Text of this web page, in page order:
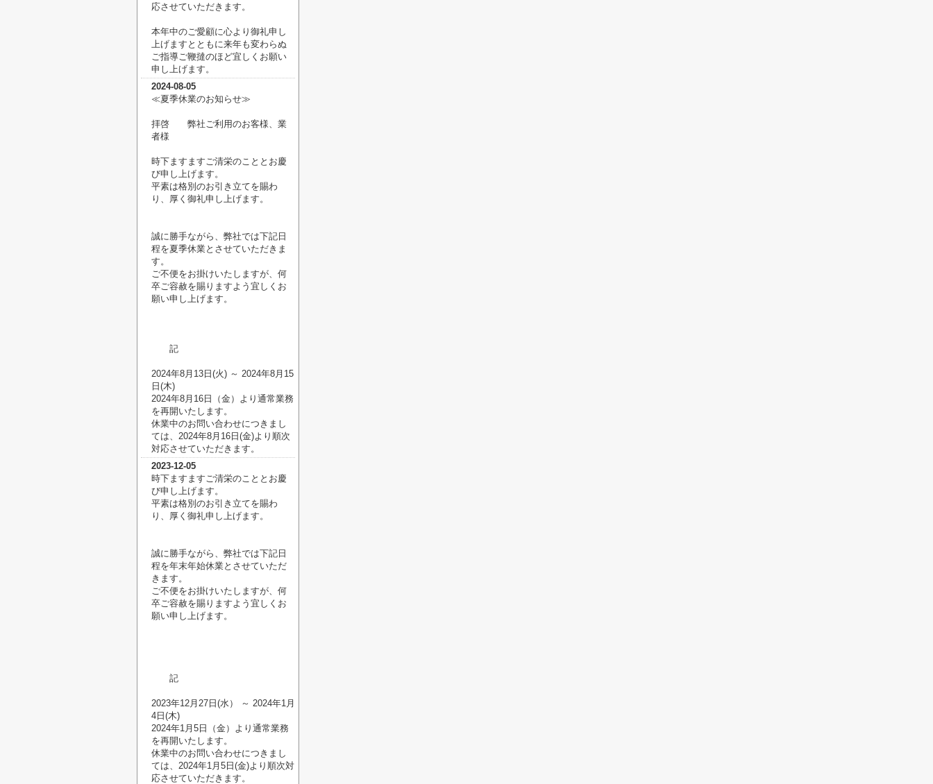
応させていただきます。
本年中のご愛顧に心より御礼申し
上げますとともに来年も変わらぬ
ご指導ご鞭撻のほど宜しくお願い
申し上げます。
2024-08-05
≪夏季休業のお知らせ≫
拝啓 弊社ご利用のお客様、業
者様
時下ますますご清栄のこととお慶
び申し上げます。
平素は格別のお引き立てを賜わ
り、厚く御礼申し上げます。
誠に勝手ながら、弊社では下記日
程を夏季休業とさせていただきま
す。
ご不便をお掛けいたしますが、何
卒ご容赦を賜りますよう宜しくお
願い申し上げます。
記
2024年8月13日 (火) ～ 2024年8月15
日 (木)
2024年8月16日（金）より通常業務
を再開いたします。
休業中のお問い合わせにつきまし
ては、 2024年8月16日 (金)より順次
対応させていただきます。
2023-12-05
時下ますますご清栄のこととお慶
び申し上げます。
平素は格別のお引き立てを賜わ
り、厚く御礼申し上げます。
誠に勝手ながら、弊社では下記日
程を年末年始休業とさせていただ
きます。
ご不便をお掛けいたしますが、何
卒ご容赦を賜りますよう宜しくお
願い申し上げます。
記
2023年12月27日(水） ～ 2024年1月
4日(木)
2024年1月5日（金）より通常業務
を再開いたします。
休業中のお問い合わせにつきまし
ては、2024年1月5日(金)より順次対
応させていただきます。